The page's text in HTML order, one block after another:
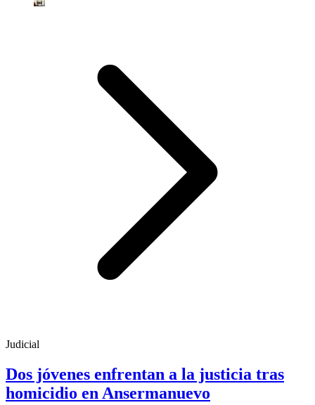
Judicial
Dos jóvenes enfrentan a la justicia tras
homicidio en Ansermanuevo